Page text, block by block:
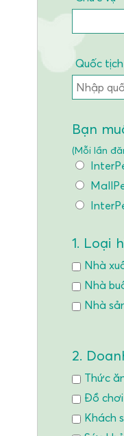
Quốc tịch
Bạn
(Mỗi lần
1. Loại
Nhà
Nhà
Nhà
2.
Thức
Đồ
Khách